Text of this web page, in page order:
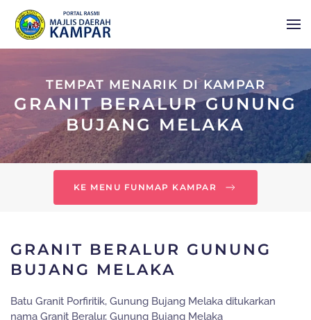
Skip to main content
TEMPAT MENARIK DI KAMPAR
GRANIT BERALUR GUNUNG
BUJANG MELAKA
KE MENU FUNMAP KAMPAR
GRANIT BERALUR GUNUNG
BUJANG MELAKA
Batu Granit Porfiritik, Gunung Bujang Melaka ditukarkan
nama Granit Beralur, Gunung Bujang Melaka